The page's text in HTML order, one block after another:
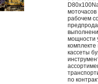
рабочем
мощности
кассеты
по